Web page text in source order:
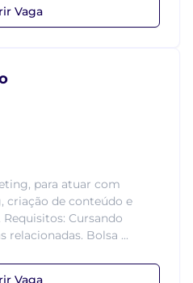
Vaga
para atuar com
criação de conteúdo e
Cursando
relacionadas. Bolsa ...
Vaga